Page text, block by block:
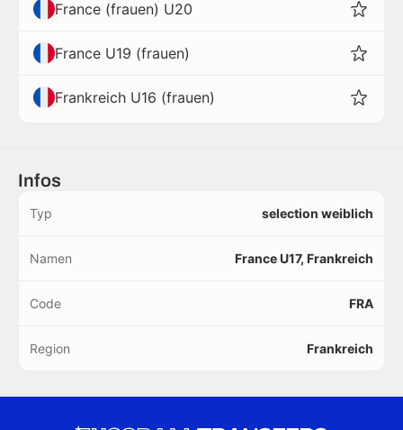
France (frauen) U20
France U19 (frauen)
Frankreich U16 (frauen)
Infos
Typ selection weiblich
Namen France U17, Frankreich
Code FRA
Region Frankreich